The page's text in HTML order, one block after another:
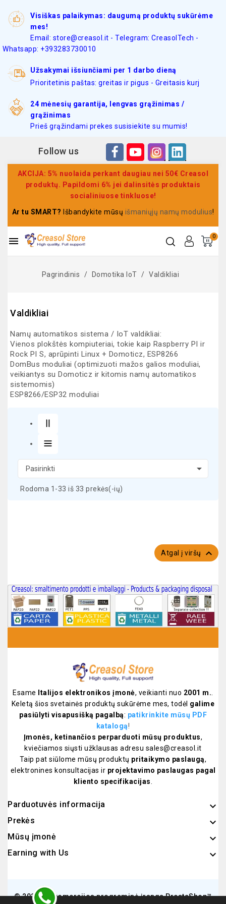
Visiškas palaikymas: daugumą produktų sukūrėme
mes!
Email: store@creasol.it - Telegram: CreasolTech -
Whatsapp: +393283730010
Užsakymai išsiunčiami per 1 darbo dieną
Prioritetinis paštas: greitas ir pigus - Greitasis kurj
24 mėnesių garantija, lengvas grąžinimas /
grąžinimas
Prieš grąžindami prekes susisiekite su mumis!
Follow us
AKCIJA: 5% nuolaida perkant daugiau nei 50€ Creasol
produktų. Papildomi 6% jei dalinsitės produktais
socialiniuose tinkluose!
Ar tu SMART? Išbandykite mūsų išmaniųjų namų modulius!
0

Pagrindinis Domotika IoT Valdikliai
Valdikliai
Namų automatikos sistema / IoT valdikliai:
Vienos plokštės kompiuteriai, tokie kaip Raspberry PI ir
Rock PI S, aprūpinti Linux + Domoticz, ESP8266
DomBus moduliai (optimizuoti mažos galios moduliai,
veikiantys su Domoticz ir kitomis namų automatikos
sistemomis)
ESP8266/ESP32 moduliai
Pasirinkti 
Rodoma 1-33 iš 33 prekės(-ių)
Atgal į viršų 
Esame Italijos elektronikos įmonė, veikianti nuo 2001 m.
Keletą šios svetainės produktų sukūrėme mes, todėl galime
pasiūlyti visapusišką pagalbą: patikrinkite mūsų PDF
katalogą!
Įmonės, ketinančios perparduoti mūsų produktus,
kviečiamos siųsti užklausas adresu sales@creasol.it
Taip pat siūlome mūsų produktų pritaikymo paslaugą,
elektronines konsultacijas ir projektavimo paslaugas pagal
kliento specifikacijas
Parduotuvės informacija keyboard_arrow_down
Prekės 
Mūsų įmonė 
Earning with Us 
© 2026 - E-komercijos programinė įranga PrestaShop™